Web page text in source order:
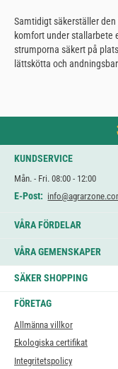
Samtidigt säkerställer
komfort under stallarbete
strumporna säkert på
lättskötta och
KUNDSERVICE
Mån. - Fri. 08:00 - 12:00
E-Post:
VÅRA FÖRDELAR
VÅRA GEMENSKAPER
SÄKER SHOPPING
FÖRETAG
Allmänna villkor
Ekologiska certifikat
Integritetspolicy